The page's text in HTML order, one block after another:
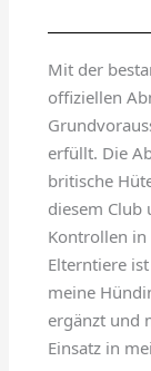
Mit der
offiziellen
erfüllt. Die
britische
diesem
Kontrollen in
Elterntiere
meine
ergänzt und
Einsatz in